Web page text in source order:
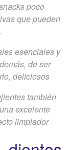
poco
que pueden
esenciales y
de ser
deliciosos
también
excelente
limpiador